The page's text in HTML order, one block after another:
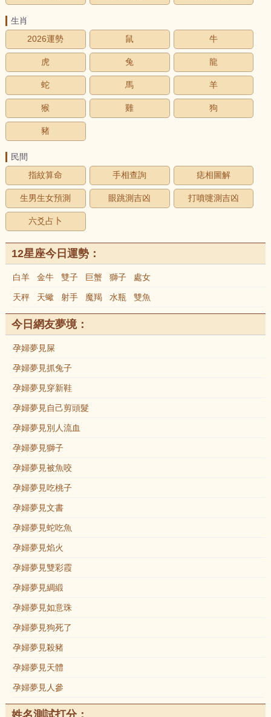
生肖
2026運勢
鼠 牛
虎 兔 龍
蛇 馬 羊
猴 雞 狗
豬
民間
指紋算命
手相查詢 痣相圖解
生男生女預測 眼跳測吉凶 打噴嚏測吉凶
六爻占卜
12星座今日運勢：
白羊 金牛 雙子 巨蟹 獅子 處女
天秤 天蠍 射手 魔羯 水瓶 雙魚
今日網友夢境：
孕婦夢見屎
孕婦夢見抓兔子
孕婦夢見穿新鞋
孕婦夢見自己剪頭髮
孕婦夢見別人流血
孕婦夢見獅子
孕婦夢見被魚咬
孕婦夢見吃桃子
孕婦夢見文書
孕婦夢見蛇吃魚
孕婦夢見焰火
孕婦夢見雙彩霞
孕婦夢見綢緞
孕婦夢見如意珠
孕婦夢見狗死了
孕婦夢見殺豬
孕婦夢見天體
孕婦夢見人參
姓名測試打分：